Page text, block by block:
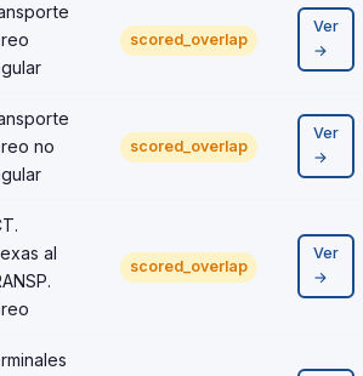
scored_overlap
Ver
→
no
scored_overlap
Ver
→
al
scored_overlap
Ver
→